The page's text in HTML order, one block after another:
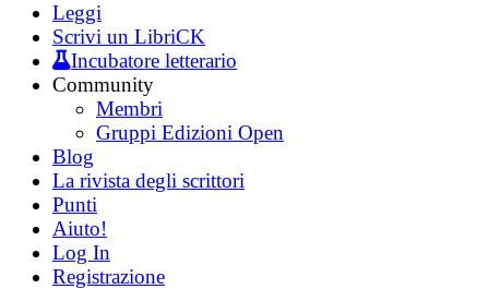
Leggi
Scrivi un LibriCK
Incubatore letterario
Community
Membri
Gruppi Edizioni Open
Blog
La rivista degli scrittori
Punti
Aiuto!
Log In
Registrazione